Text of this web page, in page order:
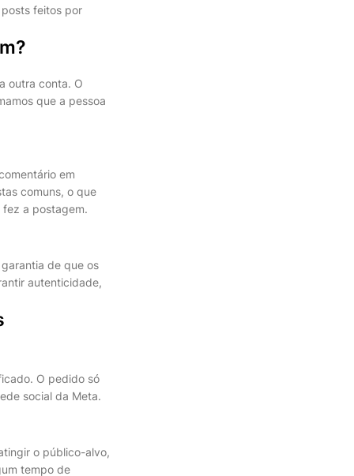
feitos por
outra conta. O
que a pessoa
em
comuns, o que
fez a postagem.
de que os
autenticidade,
O pedido só
social da Meta.
o público-alvo,
tempo de